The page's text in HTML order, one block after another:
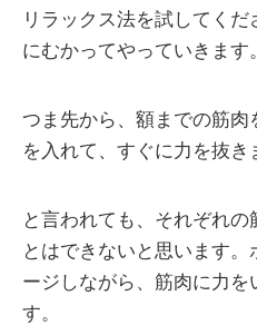
リラックス法を試してく
にむかってやっていきます。
つま先から、額までの筋肉
を入れて、すぐに力を抜き
と言われても、それぞれ
とはできないと思います
ージしながら、筋肉に力
す。